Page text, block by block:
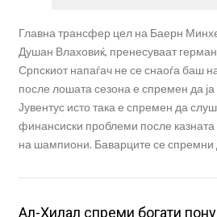
Главна трансфер цел на Баерн
Душан Влаховиќ, пренесуваат
Српскиот напаѓач не се снаоѓа баш
после лошата сезона е спремен да
Јувентус исто така е спремен да
финансиски проблеми после казната
на шампиони. Баварците се
Ал-Хилал спреми богати